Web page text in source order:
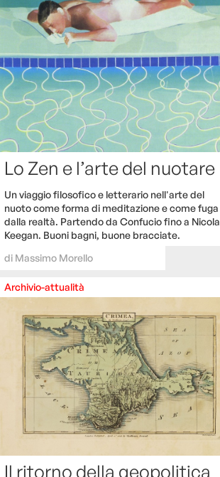
Lo Zen e l’arte del nuotare
Un viaggio filosofico e letterario nell'arte del
nuoto come forma di meditazione e come fuga
dalla realtà. Partendo da Confucio fino a Nicola
Keegan. Buoni bagni, buone bracciate.
di Massimo Morello
Archivio-attualità
Il ritorno della geopolitica